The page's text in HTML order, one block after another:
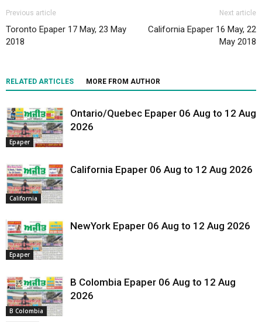
Previous article
Toronto Epaper 17 May, 23 May
2018
Next article
California Epaper 16 May, 22
May 2018
RELATED ARTICLES MORE FROM AUTHOR
Epaper
Ontario/Quebec Epaper 06 Aug to 12 Aug
2026
California
California Epaper 06 Aug to 12 Aug 2026
Epaper
NewYork Epaper 06 Aug to 12 Aug 2026
B Colombia
B Colombia Epaper 06 Aug to 12 Aug
2026